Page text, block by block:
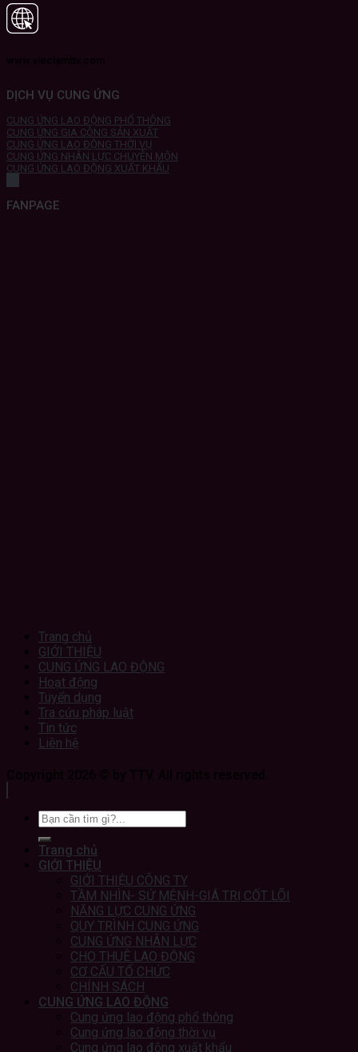
DỊCH VỤ CUNG ỨNG
CUNG ỨNG LAO ĐỘNG PHỔ THÔNG
CUNG ỨNG GIA CÔNG SẢN XUẤT
CUNG ỨNG LAO ĐỘNG THỜI VỤ
CUNG ỨNG NHÂN LỰC CHUYÊN MÔN
CUNG ỨNG LAO ĐỘNG XUẤT KHẨU
FANPAGE
Trang chủ
GIỚI THIỆU
CUNG ỨNG LAO ĐỘNG
Hoạt động
Tuyển dụng
Tra cứu pháp luật
Tin tức
Liên hệ
Trang chủ
GIỚI THIỆU
GIỚI THIỆU CÔNG TY
TẦM NHÌN- SỨ MỆNH-GIÁ TRỊ CỐT LÕI
NĂNG LỰC CUNG ỨNG
QUY TRÌNH CUNG ỨNG
CUNG ỨNG NHÂN LỰC
CHO THUÊ LAO ĐỘNG
CƠ CẤU TỔ CHỨC
CHÍNH SÁCH
CUNG ỨNG LAO ĐỘNG
Cung ứng lao động phổ thông
Cung ứng lao động thời vụ
Cung ứng lao động xuất khẩu